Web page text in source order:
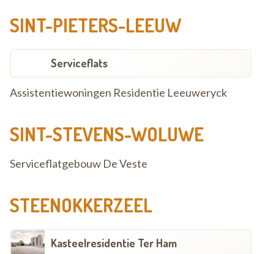
SINT-PIETERS-LEEUW
Serviceflats
Assistentiewoningen Residentie Leeuweryck
SINT-STEVENS-WOLUWE
Serviceflatgebouw De Veste
STEENOKKERZEEL
Kasteelresidentie Ter Ham